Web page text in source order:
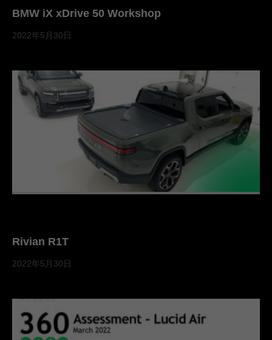
BMW iX xDrive 50 Workshop
2022年5月30日
Rivian R1T
2022年5月30日